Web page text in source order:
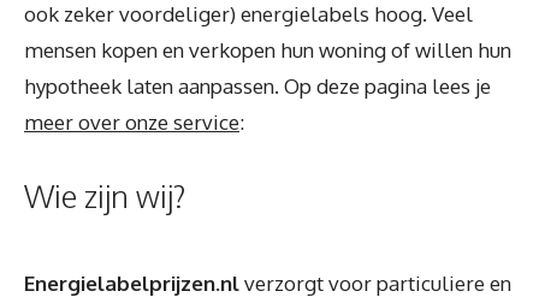
ook zeker voordeliger) energielabels hoog. Veel
mensen kopen en verkopen hun woning of willen hun
hypotheek laten aanpassen. Op deze pagina lees je
meer over onze service:
Wie zijn wij?
Energielabelprijzen.nlverzorgt voor particuliere en